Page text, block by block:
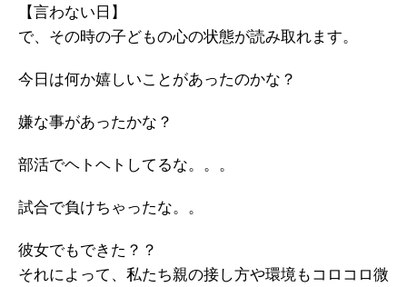
【言わない日】
で、その時の子どもの心の状態が読み取れます。
今日は何か嬉しいことがあったのかな？
嫌な事があったかな？
部活でヘトヘトしてるな。。。
試合で負けちゃったな。。
彼女でもできた？？
それによって、私たち親の接し方や環境もコロコロ微